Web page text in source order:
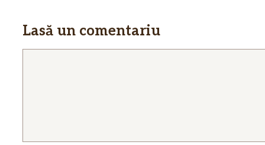
Lasă un comentariu